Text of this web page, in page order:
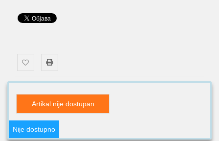
Artikal nije dostupan
Nije dostupno